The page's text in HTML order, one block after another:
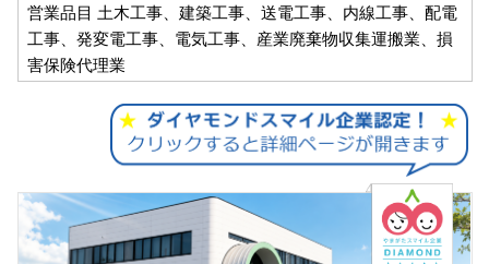
営業品目 土木工事、建築工事、送電工事、内線工事、配電
工事、発変電工事、電気工事、産業廃棄物収集運搬業、損
害保険代理業